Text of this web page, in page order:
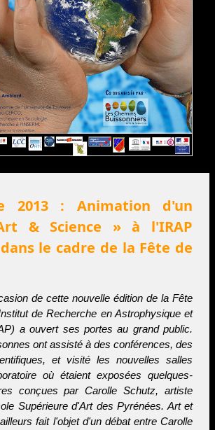
2013 : Animation d'un
& Science » à l'IRAP
le cadre de la Fête de
de cette nouvelle édition de la Fête
de Recherche en Astrophysique et
a ouvert ses portes au grand public.
ont assisté à des conférences, des
et visité les nouvelles salles
où étaient exposées quelques-
conçues par Carolle Schutz, artiste
Supérieure d'Art des Pyrénées. Art et
fait l'objet d'un débat entre Carolle